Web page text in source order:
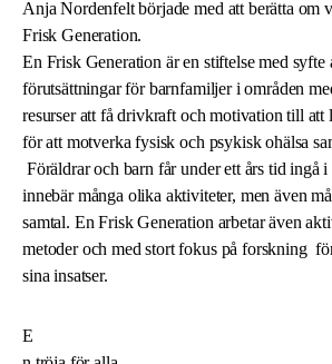
Anja Nordenfelt började med att berätta om
Frisk Generation.
En Frisk Generation är en stiftelse med syfte
förutsättningar för barnfamiljer i områden
resurser att få drivkraft och motivation till att
för att motverka fysisk och psykisk ohälsa
Föräldrar och barn får under ett års tid ingå
innebär många olika aktiviteter, men även
samtal. En Frisk Generation arbetar även
metoder och med stort fokus på forskning
sina insatser.
E